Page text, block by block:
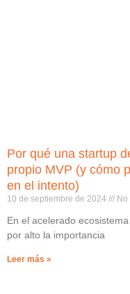
Por qué una startup
propio MVP (y cómo
en el intento)
10 de septiembre de 2024
En el acelerado
por alto la importancia
Leer más »